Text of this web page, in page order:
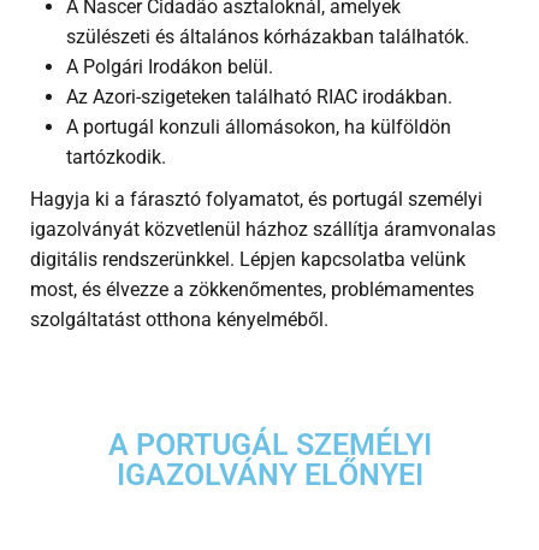
A Nascer Cidadão asztaloknál, amelyek
szülészeti és általános kórházakban találhatók.
A Polgári Irodákon belül.
Az Azori-szigeteken található RIAC irodákban.
A portugál konzuli állomásokon, ha külföldön
tartózkodik.
Hagyja ki a fárasztó folyamatot, és portugál személyi
igazolványát közvetlenül házhoz szállítja áramvonalas
digitális rendszerünkkel. Lépjen kapcsolatba velünk
most, és élvezze a zökkenőmentes, problémamentes
szolgáltatást otthona kényelméből.
A PORTUGÁL SZEMÉLYI
IGAZOLVÁNY ELŐNYEI